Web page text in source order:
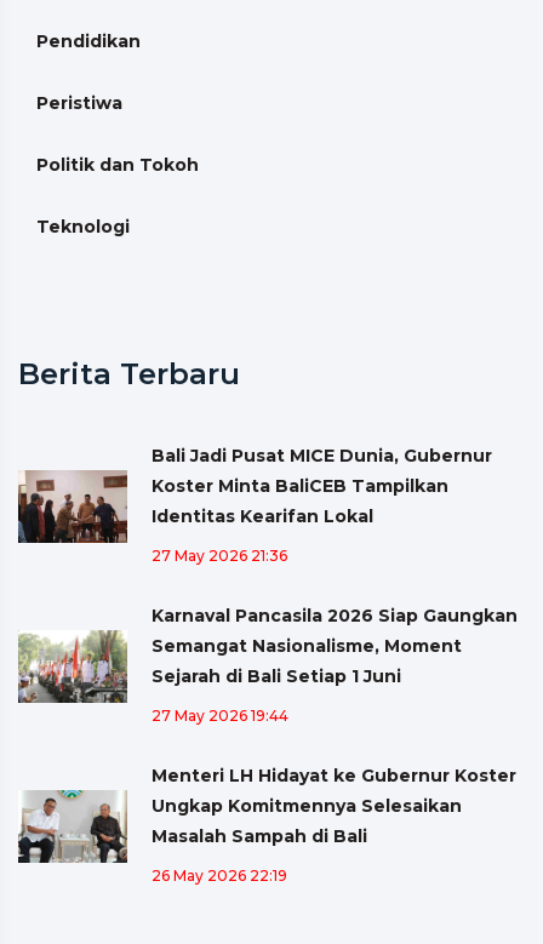
Pendidikan
Peristiwa
Politik dan Tokoh
Teknologi
Berita Terbaru
Bali Jadi Pusat MICE Dunia, Gubernur
Koster Minta BaliCEB Tampilkan
Identitas Kearifan Lokal
27 May 2026 21:36
Karnaval Pancasila 2026 Siap Gaungkan
Semangat Nasionalisme, Moment
Sejarah di Bali Setiap 1 Juni
27 May 2026 19:44
Menteri LH Hidayat ke Gubernur Koster
Ungkap Komitmennya Selesaikan
Masalah Sampah di Bali
26 May 2026 22:19